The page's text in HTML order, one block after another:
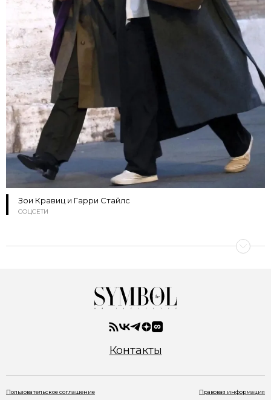
Зои Кравиц и Гарри Стайлс
СОЦСЕТИ
Контакты
Пользовательское соглашение Правовая информация